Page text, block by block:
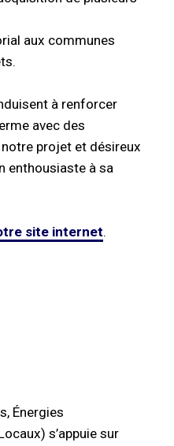
aux communes
à renforcer
avec des
projet et désireux
enthousiaste à sa
site internet.
Énergies
s’appuie sur